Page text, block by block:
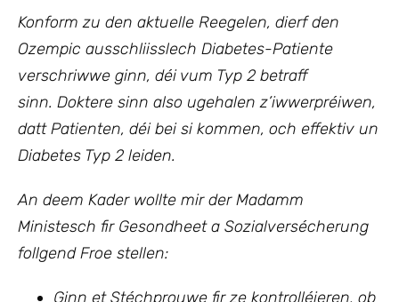
Konform zu den aktuelle Reegelen, dierf den
Ozempic ausschliisslech Diabetes-Patiente
verschriwwe ginn, déi vum Typ 2 betraff
sinn. Doktere sinn also ugehalen z’iwwerpréiwen,
datt Patienten, déi bei si kommen, och effektiv un
Diabetes Typ 2 leiden.
An deem Kader wollte mirder Madamm
Ministesch fir Gesondheet a Sozialversécherung
follgend Froe stellen:
Ginn et Stéchprouwe fir ze kontrolléieren, ob